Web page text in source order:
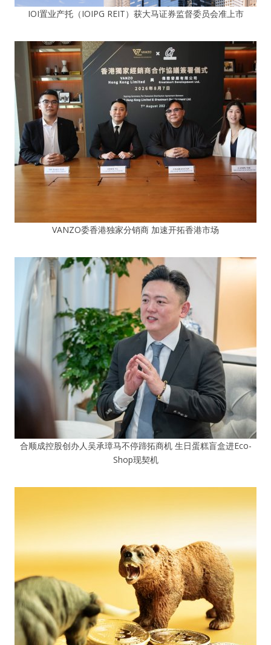
IOI置业产托（IOIPG REIT）获大马证券监督委员会准上市
VANZO委香港独家分销商 加速开拓香港市场
合顺成控股创办人吴承璋马不停蹄拓商机 生日蛋糕盲盒进Eco-
Shop现契机